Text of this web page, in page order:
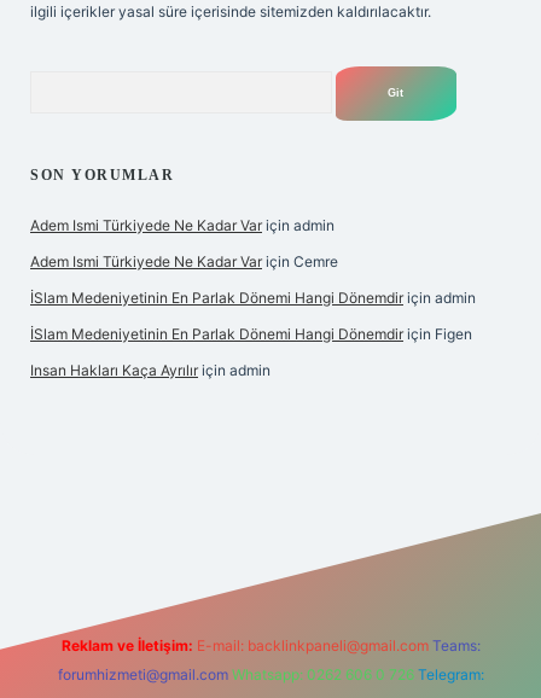
ilgili içerikler yasal süre içerisinde sitemizden kaldırılacaktır.
SON YORUMLAR
Adem Ismi Türkiyede Ne Kadar Var için admin
Adem Ismi Türkiyede Ne Kadar Var için Cemre
İSlam Medeniyetinin En Parlak Dönemi Hangi Dönemdir için admin
İSlam Medeniyetinin En Parlak Dönemi Hangi Dönemdir için Figen
Insan Hakları Kaça Ayrılır için admin
Reklam ve İletişim: E-mail: backlinkpaneli@gmail.com Teams:
forumhizmeti@gmail.com Whatsapp: 0262 606 0 726 Telegram: